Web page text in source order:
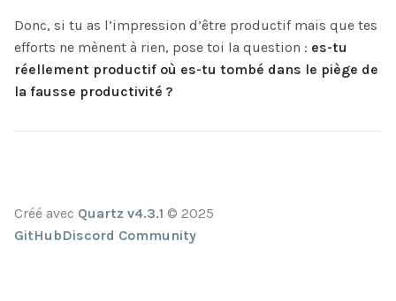
Donc, si tu as l’impression d’être productif mais que tes
efforts ne mènent à rien, pose toi la question : es-tu
réellement productif où es-tu tombé dans le piège de
la fausse productivité ?
Créé avec Quartz v4.3.1 © 2025
GitHubDiscord Community